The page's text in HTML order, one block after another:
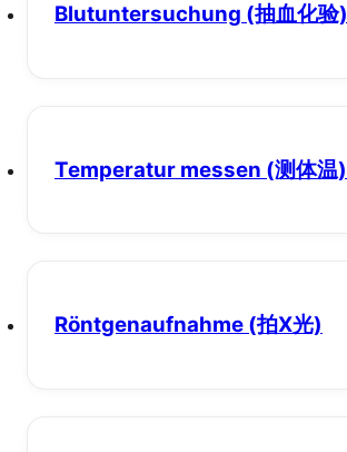
Blutuntersuchung (抽血化验)
Temperatur messen (测体温)
Röntgenaufnahme (拍X光)